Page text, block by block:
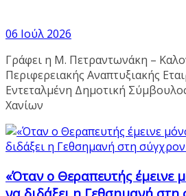
06 Ιούλ 2026
Γράφει η Μ. Πετραντωνάκη –
Περιφερειακής Αναπτυξιακής
Εντεταλμένη Δημοτική
Χανίων
«Όταν ο Θεραπευτής έμεινε